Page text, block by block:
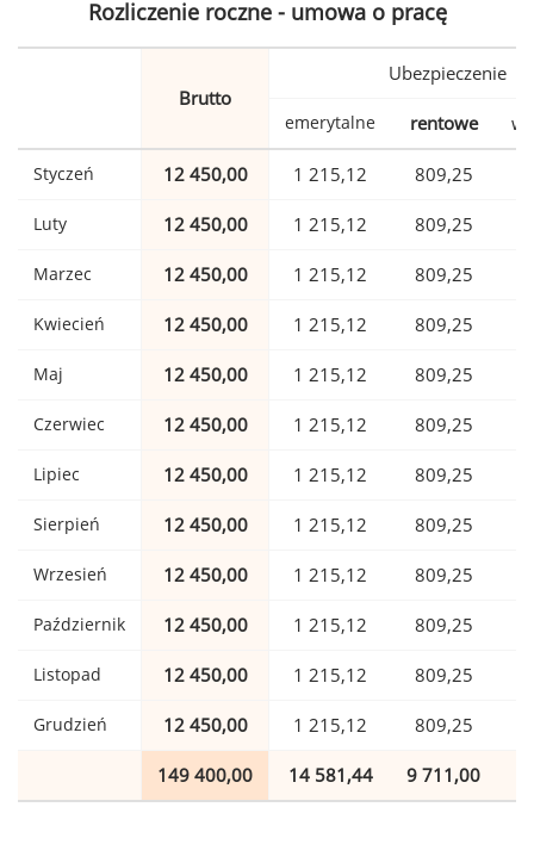
Rozliczenie roczne - umowa o pracę
Brutto
Ubezpieczenie
emerytalne rentowe
Styczeń 12 450,00 1 215,12 809,25
Luty 12 450,00 1 215,12 809,25
Marzec 12 450,00 1 215,12 809,25
Kwiecień 12 450,00 1 215,12 809,25
Maj 12 450,00 1 215,12 809,25
Czerwiec 12 450,00 1 215,12 809,25
Lipiec 12 450,00 1 215,12 809,25
Sierpień 12 450,00 1 215,12 809,25
Wrzesień 12 450,00 1 215,12 809,25
Październik 12 450,00 1 215,12 809,25
Listopad 12 450,00 1 215,12 809,25
Grudzień 12 450,00 1 215,12 809,25
149 400,00 14 581,44 9 711,00